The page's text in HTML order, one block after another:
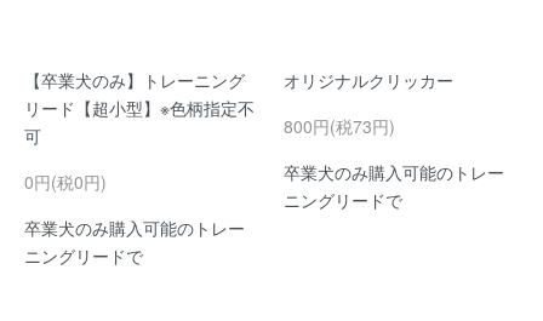
【卒業犬のみ】トレーニング
リード【超小型】※色柄指定不
可
0円(税0円)
卒業犬のみ購入可能のトレー
ニングリードで
オリジナルクリッカー
800円(税73円)
卒業犬のみ購入可能のトレー
ニングリードで